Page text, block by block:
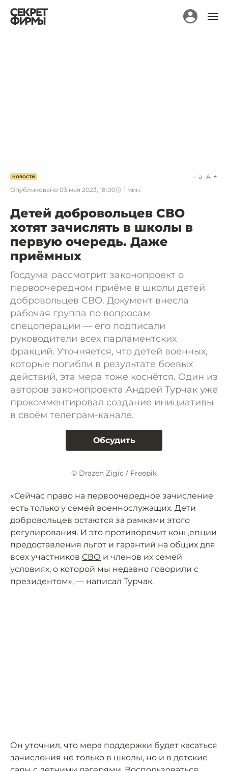
НОВОСТИ
Опубликовано 03 мая 2023, 18:00 1 мин.
a A
Детей добровольцев СВО
хотят зачислять в школы в
первую очередь. Даже
приёмных
Госдума рассмотрит законопроект о
первоочередном приёме в школы детей
добровольцев СВО. Документ внесла
рабочая группа по вопросам
спецоперации — его подписали
руководители всех парламентских
фракций. Уточняется, что детей военных,
которые погибли в результате боевых
действий, эта мера тоже коснётся. Один из
авторов законопроекта Андрей Турчак уже
прокомментировал создание инициативы
в своём телеграм-канале.
Обсудить
© Drazen Zigic / Freepik
«Сейчас право на первоочередное зачисление
есть только у семей военнослужащих. Дети
добровольцев остаются за рамками этого
регулирования. И это противоречит концепции
предоставления льгот и гарантий на общих для
всех участников СВО и членов их семей
условиях, о которой мы недавно говорили с
президентом», — написал Турчак.
Он уточнил, что мера поддержки будет касаться
зачисления не только в школы, но и в детские